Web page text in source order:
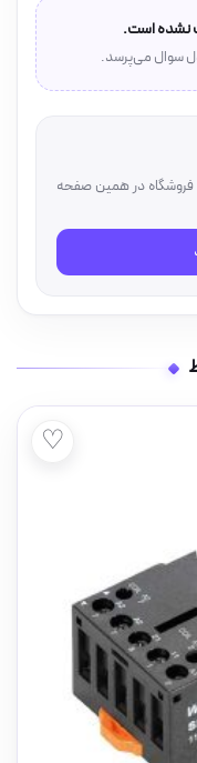
نشده است.
سوال می‌پرسد.
فروشگاه در همین صفحه
♡